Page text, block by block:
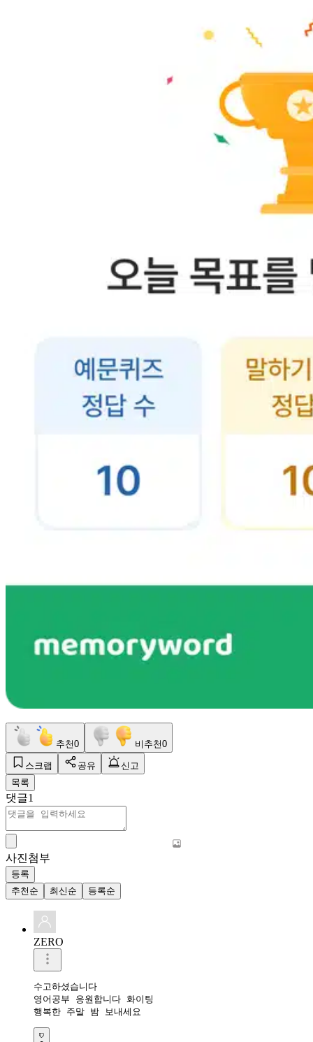
추천0 비추천0
스크랩 공유
신고
목록
댓글1
사진첨부
등록
추천순
최신순 등록순
ZERO
수고하셨습니다
영어공부 응원합니다 화이팅
행복한 주말 밤 보내세요